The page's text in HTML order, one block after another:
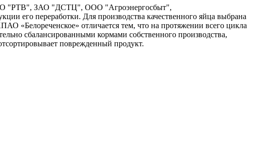
"РТВ", ЗАО "ДСТЦ", ООО "Агроэнергосбыт",
его переработки. Для производства качественного яйца выбрана
«Белореченское» отличается тем, что на протяжении всего цикла
сбалансированными кормами собственного производства,
поврежденный продукт.